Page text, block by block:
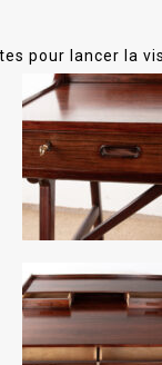
pour lancer la